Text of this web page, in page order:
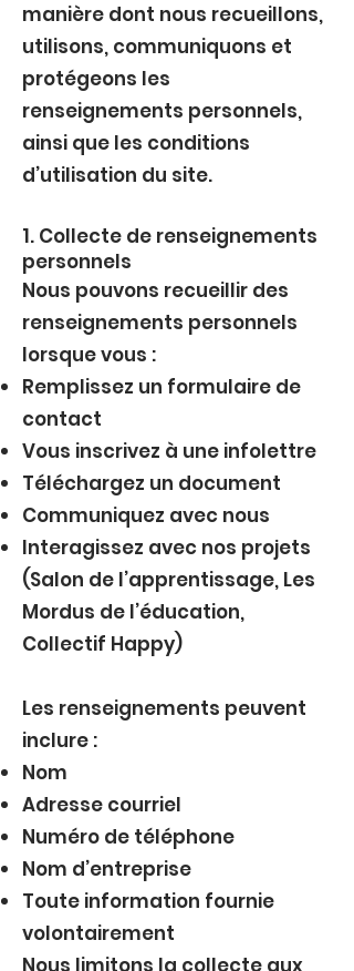
manière dont nous recueillons,
utilisons, communiquons et
protégeons les
renseignements personnels,
ainsi que les conditions
d’utilisation du site.
1. Collecte de renseignements
personnels
Nous pouvons recueillir des
renseignements personnels
lorsque vous :
Remplissez un formulaire de
contact
Vous inscrivez à une infolettre
Téléchargez un document
Communiquez avec nous
Interagissez avec nos projets
(Salon de l’apprentissage, Les
Mordus de l’éducation,
Collectif Happy)
Les renseignements peuvent
inclure :
Nom
Adresse courriel
Numéro de téléphone
Nom d’entreprise
Toute information fournie
volontairement
Nous limitons la collecte aux